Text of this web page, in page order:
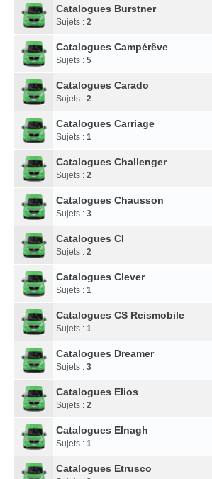
Catalogues Burstner
Sujets : 2
Catalogues Campérêve
Sujets : 5
Catalogues Carado
Sujets : 2
Catalogues Carriage
Sujets : 1
Catalogues Challenger
Sujets : 2
Catalogues Chausson
Sujets : 3
Catalogues CI
Sujets : 2
Catalogues Clever
Sujets : 1
Catalogues CS Reismobile
Sujets : 1
Catalogues Dreamer
Sujets : 3
Catalogues Elios
Sujets : 2
Catalogues Elnagh
Sujets : 1
Catalogues Etrusco